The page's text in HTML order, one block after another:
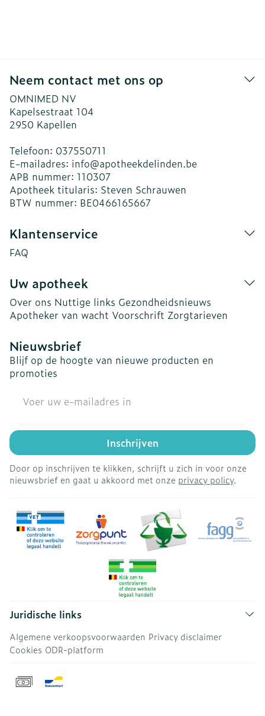
Neem contact met ons op
OMNIMED NV
Kapelsestraat 104
2950 Kapellen
Telefoon: 037550711
E-mailadres: info@apotheekdelinden.be
APB nummer: 110307
Apotheek titularis: Steven Schrauwen
BTW nummer: BE0466165667
Klantenservice
FAQ
Uw apotheek
Over ons Nuttige links Gezondheidsnieuws
Apotheker van wacht Voorschrift Zorgtarieven
Nieuwsbrief
Blijf op de hoogte van nieuwe producten en
promoties
Inschrijven
Door op inschrijven te klikken, schrijft u zich in voor onze
nieuwsbrief en gaat u akkoord met onze privacy policy.
Juridische links
Algemene verkoopsvoorwaarden Privacy disclaimer
Cookies ODR-platform